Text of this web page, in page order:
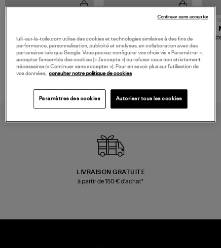
480,00 €
Sac Bobi S Cuir Lamé
Champagne
NOUVELLE COLLECTION
189,00 €
Mocassins Killian Sport
Mousse
LIVRAISON GRATUITE
à partir de 150 € d'achat*
lulli-sur-la-toile.com utilise des cookies et technologies similaires à des fins de
performance, personnalisation, publicité et analyses, en collaboration avec des
partenaires tels que Google. Vous pouvez configurer vos choix via « Paramétrer »,
accepter l’ensemble des cookies (« J’accepte ») ou refuser ceux non strictement
nécessaires (« Continuer sans accepter »). Pour en savoir plus sur l’utilisation de
vos données,
consulter notre politique de cookies
Paramètres des cookies Autoriser tous les cookies
Continuer sans accepter